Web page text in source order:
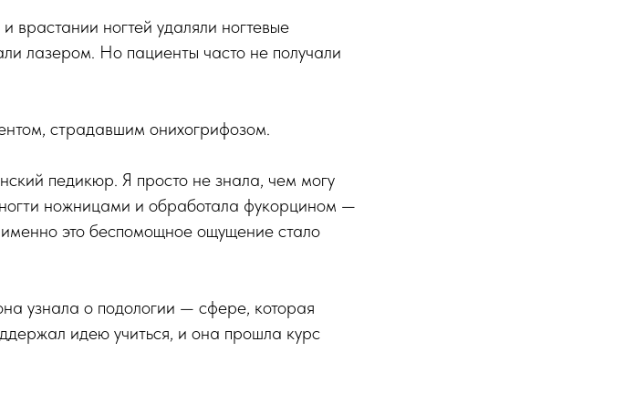
врастании ногтей удаляли ногтевые
лазером. Но пациенты часто не получали
страдавшим онихогрифозом.
педикюр. Я просто не знала, чем могу
ножницами и обработала фукорцином —
это беспомощное ощущение стало
узнала о подологии — сфере, которая
идею учиться, и она прошла курс